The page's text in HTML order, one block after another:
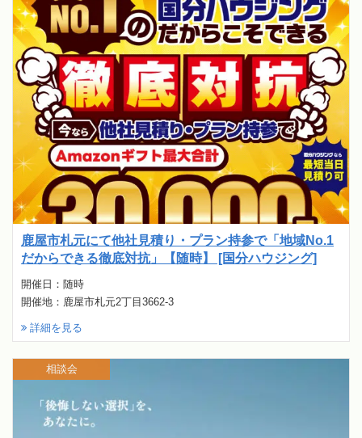
鹿屋市札元にて他社見積り・プラン持参で「地域No.1
だからできる徹底対抗」【随時】 [国分ハウジング]
開催日：随時
開催地：鹿屋市札元2丁目3662-3
詳細を見る
相談会